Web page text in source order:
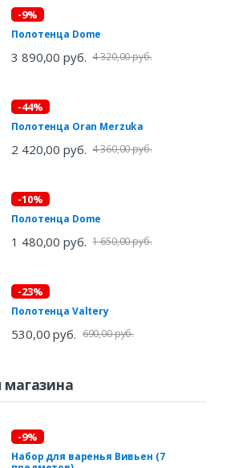
-9%
Полотенца Dome
3 890,00 руб. 4 320,00 руб.
-44%
Полотенца Oran Merzuka
2 420,00 руб. 4 360,00 руб.
-10%
Полотенца Dome
1 480,00 руб. 1 650,00 руб.
-23%
Полотенца Valtery
530,00 руб. 690,00 руб.
магазина
-9%
Набор для варенья Вивьен (7